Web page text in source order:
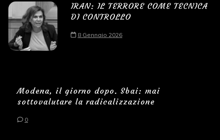
IRAN: IL TERRORE COME TECNICA
DI CONTROLLO
8 Gennaio 2026
Modena, il giorno dopo. Sbai: mai
sottovalutare la radicalizzazione
0